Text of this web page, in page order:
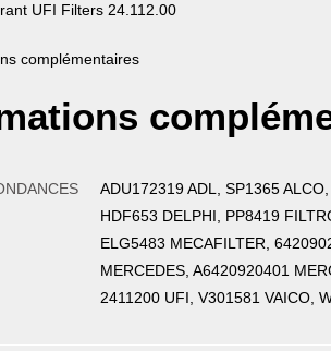
UFI Filters 24.112.00
complémentaires
ADU172319 ADL, SP1365
HDF653 DELPHI, PP8419
ELG5483 MECAFILTER,
MERCEDES, A6420920401
2411200 UFI, V301581 VAICO,